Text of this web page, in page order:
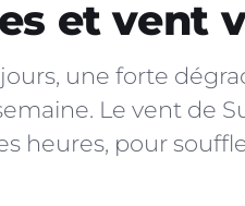
et vent
une forte
Le vent de
heures, pour